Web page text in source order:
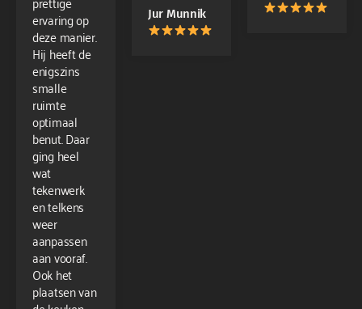
ervaring op
deze manier.
Hij heeft de
enigszins
smalle
ruimte
optimaal
benut. Daar
ging heel
wat
tekenwerk
en telkens
weer
aanpassen
aan vooraf.
Ook het
plaatsen van
Jur Munnik